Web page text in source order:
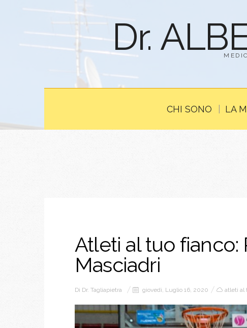
Dr.
CHI SONO LA
Atleti al tuo fianco:
Masciadri
Di Dr. Tagliapietra giovedì, Luglio 16, 2020 atleti al